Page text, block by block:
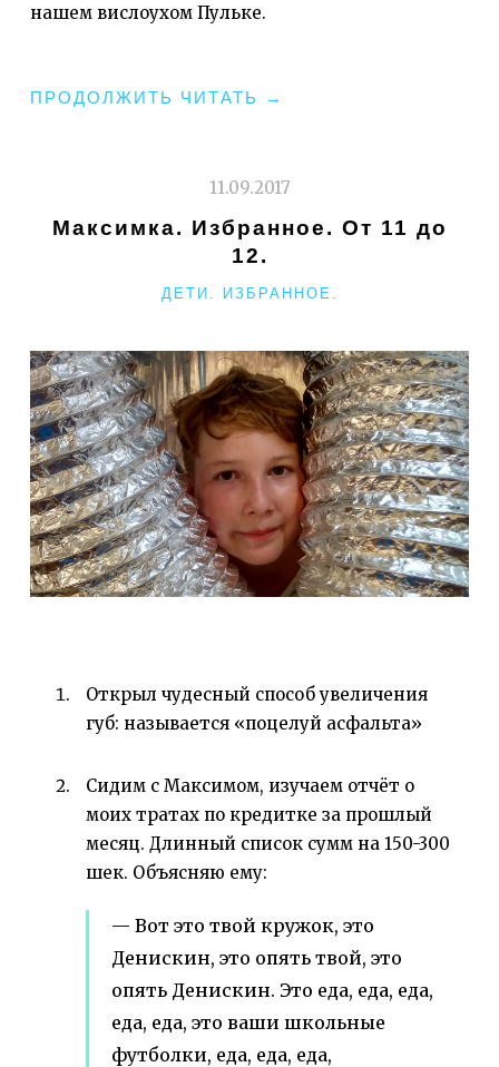
нашем вислоухом Пульке.
ПРОДОЛЖИТЬ ЧИТАТЬ
"СЛУЧАЙНО
→
11.09.2017
Максимка. Избранное. От 11 до
12.
РУБРИКИ
ДЕТИ. ИЗБРАННОЕ.
Открыл чудесный способ увеличения
губ: называется «поцелуй асфальта»
Сидим с Максимом, изучаем отчёт о
моих тратах по кредитке за прошлый
месяц. Длинный список сумм на 150-300
шек. Объясняю ему:
— Вот это твой кружок, это
Денискин, это опять твой, это
опять Денискин. Это еда, еда, еда,
еда, еда, это ваши школьные
футболки, еда, еда, еда,